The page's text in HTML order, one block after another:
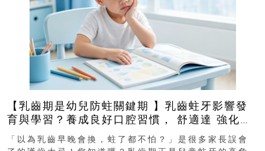
【乳齒期是幼兒防蛀關鍵期 】乳齒蛀牙影響發
育與學習？養成良好口腔習慣， 舒適達 強化琺
瑯質 兒童牙膏防護指南
「以為乳齒早晚會換，蛀了都不怕？」是很多家長誤會